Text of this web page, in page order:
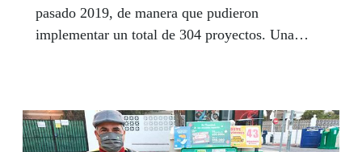
pasado 2019, de manera que pudieron
implementar un total de 304 proyectos. Una
los euros que nuestra entidad destina a otras
organizaciones permite avanzar en la